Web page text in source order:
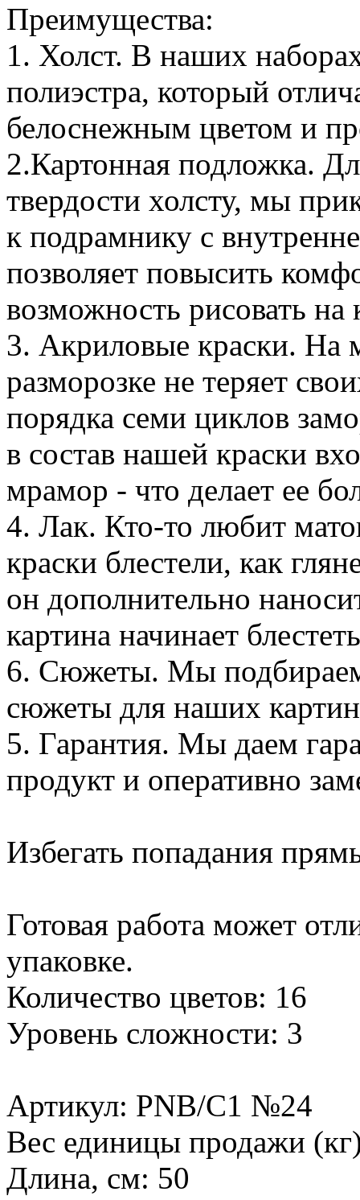
Преимущества:
1. Холст. В наших
полиэстра, который
белоснежным цветом и
2.Картонная подложка.
твердости холсту, мы
к подрамнику с
позволяет повысить
возможность рисовать
3. Акриловые краски. На
разморозке не теряет
порядка семи циклов
в состав нашей краски
мрамор - что делает ее
4. Лак. Кто-то любит
краски блестели, как
он дополнительно
картина начинает
6. Сюжеты. Мы
сюжеты для наших
5. Гарантия. Мы даем
продукт и оперативно
Избегать попадания
Готовая работа может
упаковке.
Количество цветов: 16
Уровень сложности: 3
Артикул: PNB/C1 №24
Вес единицы продажи
Длина, см: 50